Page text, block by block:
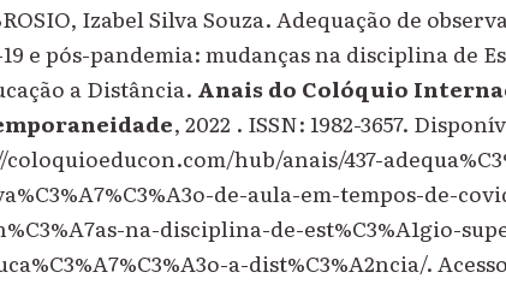
Izabel Silva Souza. Adequação de
e pós-pandemia: mudanças na disciplina de
a Distância. Anais do Colóquio
, 2022 . ISSN: 1982-3657.
hub/anais/437-
de-aula-em-tempos-de-
na-disciplina-de-est%C3%A1gio-
a-dist%C3%A2ncia/.